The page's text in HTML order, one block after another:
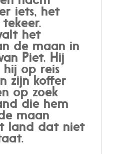
iets, het
het
de maan in
Piet. Hij
op reis
zijn koffer
op zoek
die hem
maan
land dat niet